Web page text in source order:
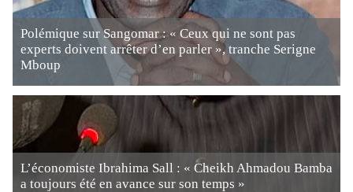
Polémique sur Sangomar : « Ceux qui ne sont pas
experts doivent arrêter d’en parler », tranche Serigne
Mboup
L’économiste Ibrahima Sall : « Cheikh Ahmadou Bamba
a toujours été en avance sur son temps »